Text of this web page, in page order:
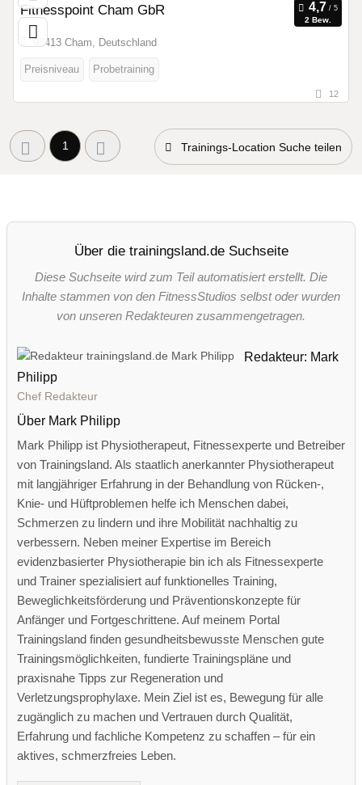
Fitnesspoint Cham GbR
2 Bew.
93413 Cham, Deutschland
Preisniveau Probetraining
12
1 Trainings-Location Suche teilen
Über die trainingsland.de Suchseite
Diese Suchseite wird zum Teil automatisiert erstellt. Die
Inhalte stammen von den FitnessStudios selbst oder wurden
von unseren Redakteuren zusammengetragen.
Redakteur: Mark
Philipp
Chef Redakteur
Über Mark Philipp
Mark Philipp ist Physiotherapeut, Fitnessexperte und Betreiber
von Trainingsland. Als staatlich anerkannter Physiotherapeut
mit langjähriger Erfahrung in der Behandlung von Rücken-,
Knie- und Hüftproblemen helfe ich Menschen dabei,
Schmerzen zu lindern und ihre Mobilität nachhaltig zu
verbessern. Neben meiner Expertise im Bereich
evidenzbasierter Physiotherapie bin ich als Fitnessexperte
und Trainer spezialisiert auf funktionelles Training,
Beweglichkeitsförderung und Präventionskonzepte für
Anfänger und Fortgeschrittene. Auf meinem Portal
Trainingsland finden gesundheitsbewusste Menschen gute
Trainingsmöglichkeiten, fundierte Trainingspläne und
praxisnahe Tipps zur Regeneration und
Verletzungsprophylaxe. Mein Ziel ist es, Bewegung für alle
zugänglich zu machen und Vertrauen durch Qualität,
Erfahrung und fachliche Kompetenz zu schaffen – für ein
aktives, schmerzfreies Leben.